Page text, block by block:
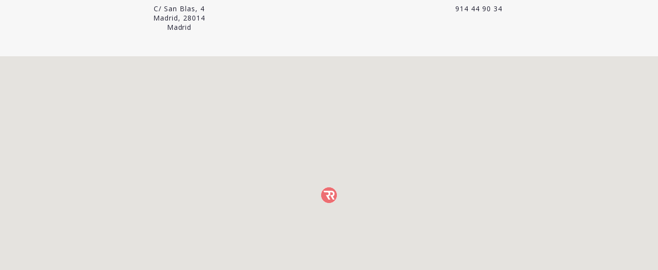
C/ San Blas, 4
Madrid, 28014
Madrid
914 44 90 34